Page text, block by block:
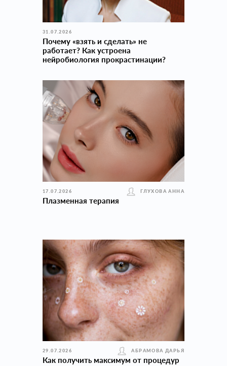
31.07.2026
Почему «взять и сделать» не
работает? Как устроена
нейробиология прокраcтинации?
17.07.2026 ГЛУХОВА АННА
Плазменная терапия
29.07.2026 АБРАМОВА ДАРЬЯ
Как получить максимум от процедур